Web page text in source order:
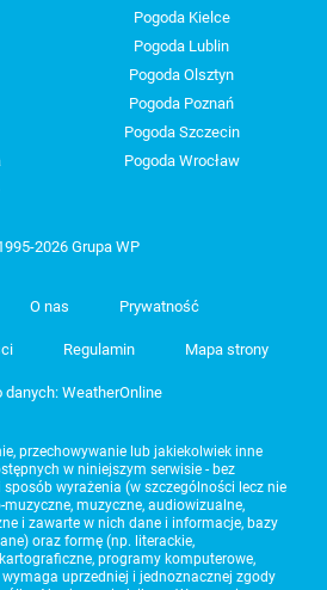
Pogoda Kielce
Pogoda Lublin
Pogoda Olsztyn
Pogoda Poznań
Pogoda Szczecin
Pogoda Wrocław
2026 Grupa WP
O nas Prywatność
Regulamin Mapa strony
danych: WeatherOnline
przechowywanie lub jakiekolwiek inne
w niniejszym serwisie - bez
wyrażenia (w szczególności lecz nie
muzyczne, muzyczne, audiowizualne,
i zawarte w nich dane i informacje, bazy
oraz formę (np. literackie,
programy komputerowe,
uprzedniej i jednoznacznej zgody